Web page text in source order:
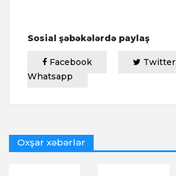
Sosial şəbəkələrdə paylaş
Facebook
Twitter
Whatsapp
Oxşar xəbərlər